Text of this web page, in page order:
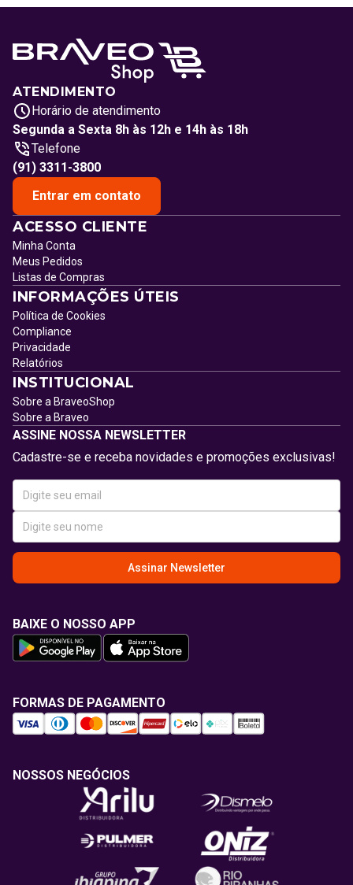
ATENDIMENTO
Horário de atendimento
Segunda a Sexta 8h às 12h e 14h às 18h
Telefone
(91) 3311-3800
Entrar em contato
ACESSO CLIENTE
Minha Conta
Meus Pedidos
Listas de Compras
INFORMAÇÕES ÚTEIS
Política de Cookies
Compliance
Privacidade
Relatórios
INSTITUCIONAL
Sobre a BraveoShop
Sobre a Braveo
ASSINE NOSSA NEWSLETTER
Cadastre-se e receba novidades e promoções exclusivas!
Assinar Newsletter
BAIXE O NOSSO APP
FORMAS DE PAGAMENTO
NOSSOS NEGÓCIOS